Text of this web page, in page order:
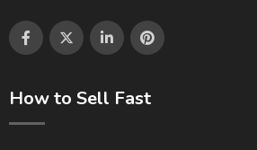
How to Sell Fast